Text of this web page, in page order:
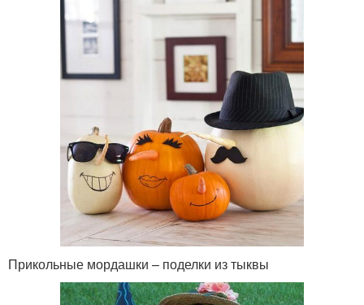
Прикольные мордашки – поделки из тыквы